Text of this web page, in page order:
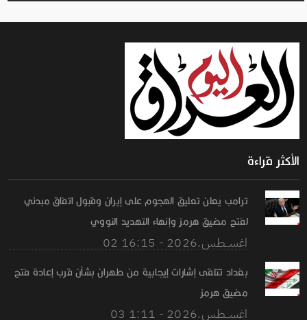
الأكثر قراءة
ترامب يعلن تعليق الهجوم على إيران وقبول اتفاق مبدئي
لفتح مضيق هرمز وإنهاء التهديد النووي
02 اغســطس.2026 - 16:15
بغداد تتلقى إشارات إيجابية من طهران بشأن قرب إعادة فتح
مضيق هرمز
03 اغســطس.2026 - 1:11